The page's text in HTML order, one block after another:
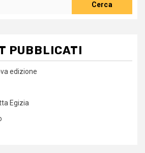
Cerca
PUBBLICATI
edizione
Egizia